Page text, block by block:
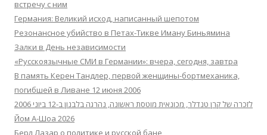
встречу с ним
Германия: Великий исход, написанный шепотом
Резонансное убийство в Петах-Тикве Иману Биньямина
Залки в День независимости
«Русскоязычные СМИ в Германии»: вчера, сегодня, завтра
В память Керен Тандлер, первой женщины-бортмеханика,
погибшей в Ливане 12 июня 2006
לזכרה של קרן טנדלר, מכונאית מוטסת ראשונה, נהרגה בלבנון ב-12 ביוני 2006
Йом А-Шоа 2026
Берл Лазар о политике и русской бане